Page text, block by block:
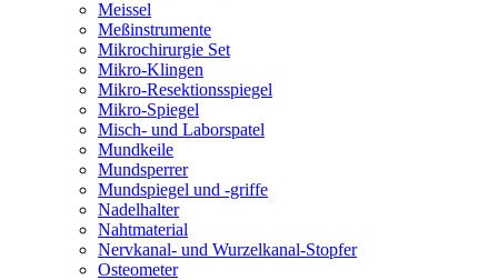
Meissel
Meßinstrumente
Mikrochirurgie Set
Mikro-Klingen
Mikro-Resektionsspiegel
Mikro-Spiegel
Misch- und Laborspatel
Mundkeile
Mundsperrer
Mundspiegel und -griffe
Nadelhalter
Nahtmaterial
Nervkanal- und Wurzelkanal-Stopfer
Osteometer